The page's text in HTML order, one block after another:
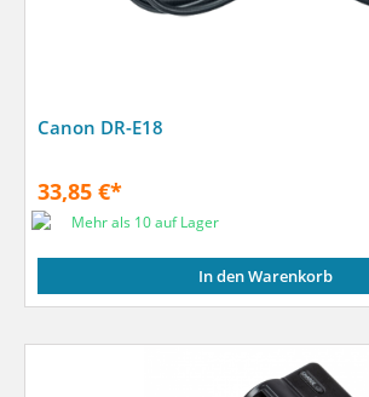
Canon DR-E18
33,85 €*
Mehr als 10 auf Lager
In den Warenkorb